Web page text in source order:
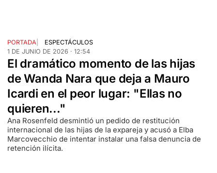
PORTADA
ESPECTÁCULOS
1 DE JUNIO DE 2026 · 12:54
El dramático momento de las hijas
de Wanda Nara que deja a Mauro
Icardi en el peor lugar: "Ellas no
quieren..."
Ana Rosenfeld desmintió un pedido de restitución
internacional de las hijas de la expareja y acusó a Elba
Marcovecchio de intentar instalar una falsa denuncia de
retención ilícita.